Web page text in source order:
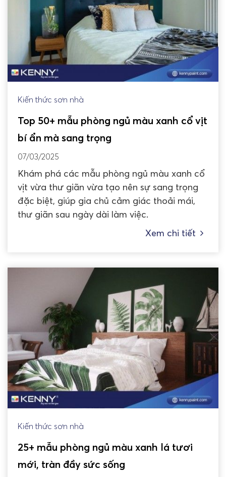
Kiến thức sơn nhà
Top 50+ mẫu phòng ngủ màu xanh cổ vịt
bí ẩn mà sang trọng
07/03/2025
Khám phá các mẫu phòng ngủ màu xanh cổ
vịt vừa thư giãn vừa tạo nên sự sang trọng
đặc biệt, giúp gia chủ cảm giác thoải mái,
thư giãn sau ngày dài làm việc.
Xem chi tiết
Kiến thức sơn nhà
25+ mẫu phòng ngủ màu xanh lá tươi
mới, tràn đầy sức sống